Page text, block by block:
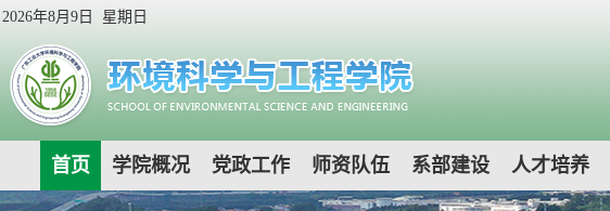
2026年8月9日 星期日
首页 学院概况 党政工作 师资队伍 系部建设 人才培养